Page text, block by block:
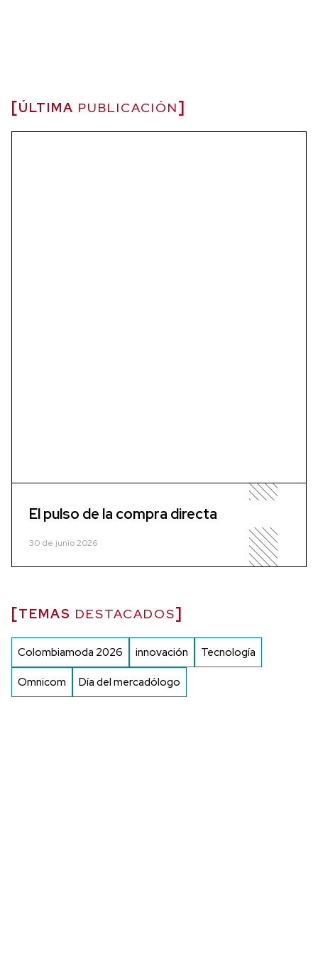
ÚLTIMA PUBLICACIÓN
El pulso de la compra directa
30 de junio 2026
TEMAS DESTACADOS
Colombiamoda 2026 innovación Tecnología
Omnicom Día del mercadólogo